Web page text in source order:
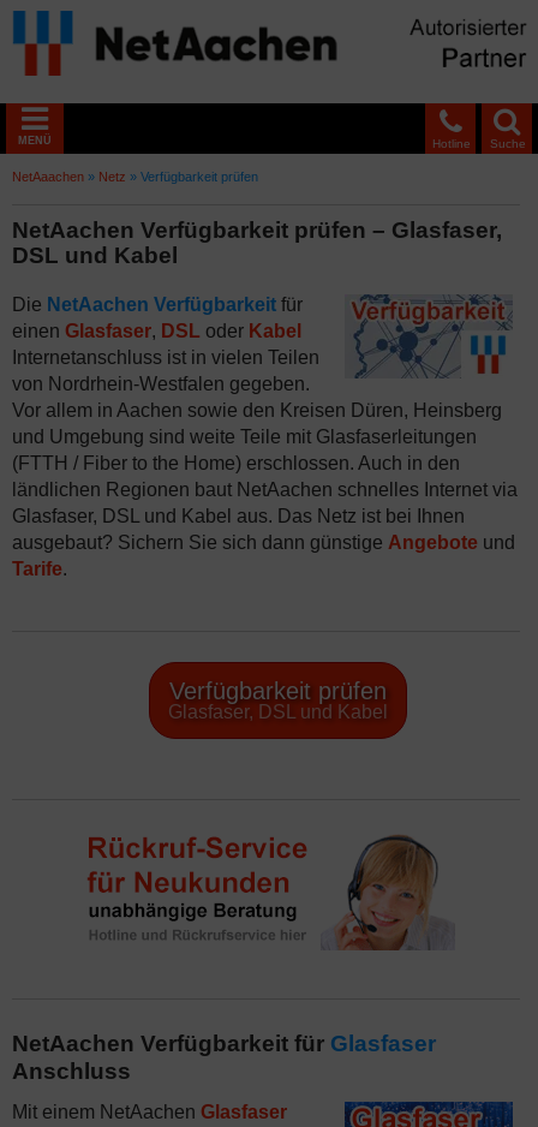
Suche
Hotline
MENÜ
NetAaachen » Netz » Verfügbarkeit prüfen
NetAachen Verfügbarkeit prüfen – Glasfaser,
DSL und Kabel
Die NetAachen Verfügbarkeit für
einen Glasfaser, DSL oder Kabel
Internetanschluss ist in vielen Teilen
von Nordrhein-Westfalen gegeben.
Vor allem in Aachen sowie den Kreisen Düren, Heinsberg
und Umgebung sind weite Teile mit Glasfaserleitungen
(FTTH / Fiber to the Home) erschlossen. Auch in den
ländlichen Regionen baut NetAachen schnelles Internet via
Glasfaser, DSL und Kabel aus. Das Netz ist bei Ihnen
ausgebaut? Sichern Sie sich dann günstige Angebote und
Tarife.
Verfügbarkeit prüfen
Glasfaser, DSL und Kabel
NetAachen Verfügbarkeit für Glasfaser
Anschluss
Mit einem NetAachen Glasfaser